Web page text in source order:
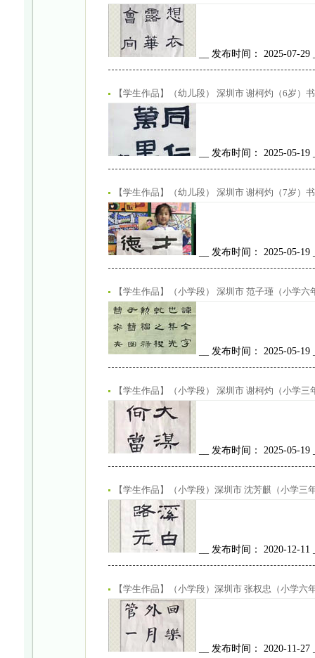
__ 发布时间： 2025-07-29
【学生作品】（幼儿段） 深圳市 谢柯灼（6岁
__ 发布时间： 2025-05-19
【学生作品】（幼儿段） 深圳市 谢柯灼（7
__ 发布时间： 2025-05-19
【学生作品】（小学段） 深圳市 范子瑾（小
__ 发布时间： 2025-05-19
【学生作品】（小学段） 深圳市 谢柯灼（小
__ 发布时间： 2025-05-19
【学生作品】（小学段）深圳市 沈芳麒（小
__ 发布时间： 2020-12-11
【学生作品】（小学段）深圳市 张权忠（小
__ 发布时间： 2020-11-27